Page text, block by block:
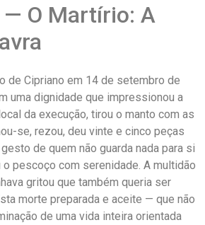
— O Martírio: A
de Cipriano em 14 de setembro de
uma dignidade que impressionou a
da execução, tirou o manto com as
se, rezou, deu vinte e cinco peças
de quem não guarda nada para si
pescoço com serenidade. A multidão
gritou que também queria ser
morte preparada e aceite — que não
de uma vida inteira orientada